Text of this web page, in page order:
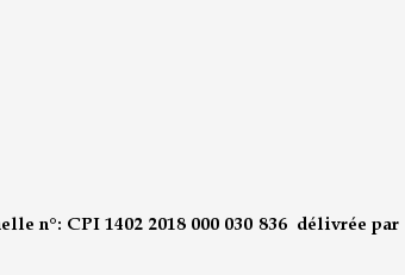
n°: CPI 1402 2018 000 030 836 délivrée par